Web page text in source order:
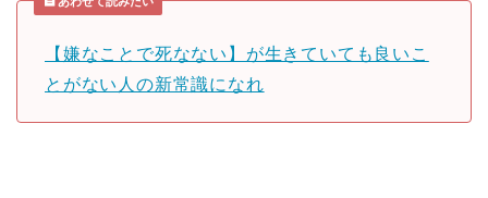
【嫌なことで死なない】が生きていても良いこ
とがない人の新常識になれ